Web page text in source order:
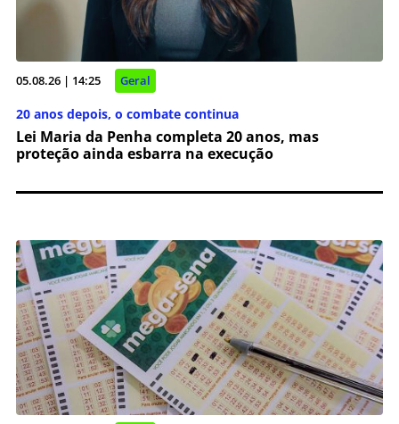
05.08.26 | 14:25 Geral
20 anos depois, o combate continua
Lei Maria da Penha completa 20 anos, mas
proteção ainda esbarra na execução